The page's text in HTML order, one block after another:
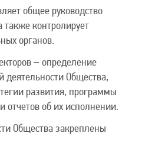
общее руководство
также контролирует
органов.
– определение
деятельности Общества,
развития, программы
отчетов об их исполнении.
Общества закреплены